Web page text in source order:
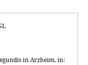
in Arzheim, in: